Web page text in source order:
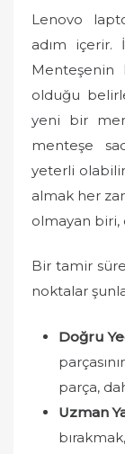
Lenovo
adım içerir.
Menteşenin
olduğu
yeni bir
menteşe
yeterli
almak her
olmayan
Bir tamir
noktalar
Doğru
parça,
Uzman